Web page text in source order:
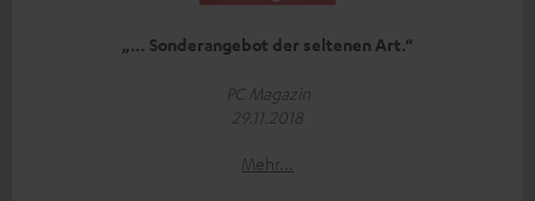
„… Sonderangebot der seltenen Art.“
PC Magazin
29.11.2018
Mehr...